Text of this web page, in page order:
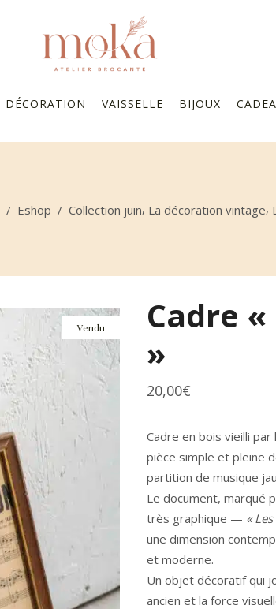
DÉCORATION VAISSELLE BIJOUX
/ Eshop / Collection juin, La décoration vintage,
Vendu
Cadre
»
20,00€
Cadre en bois vieilli
pièce simple et pleine
partition de musique
Le document, marqué
très graphique — «
une dimension
et moderne.
Un objet décoratif qui
ancien et la force